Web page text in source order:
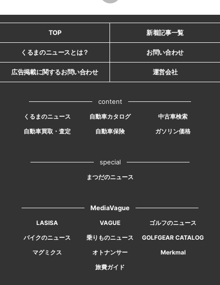
TOP 新着記事一覧
くるまのニュースとは？ お問い合わせ
広告掲載に関するお問い合わせ 運営会社
content
くるまのニュース 自動車カタログ
中古車検索
自動車買取・査定
自動車保険 ガソリン価格
special
まつだのニュース
MediaVague
LASISA VAGUE
ゴルフのニュース
バイクのニュース
乗りものニュース
GOLFGEAR CATALOG
マグミクス
オトナンサー
Merkmal
旅費ガイド